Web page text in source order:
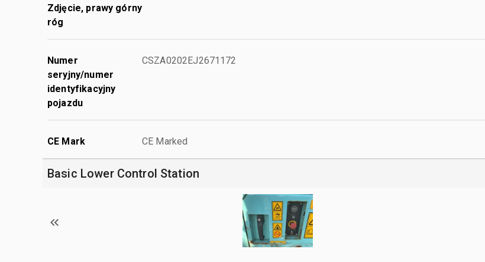
Zdjęcie, prawy górny
róg
Numer
seryjny/numer
identyfikacyjny
pojazdu
CSZA0202EJ2671172
CE Mark CE Marked
Basic Lower Control Station